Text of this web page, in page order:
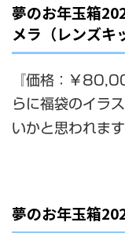
夢のお年玉箱
メラ（レンズキ
『価格：￥
らに福袋のイラ
いかと思われます
夢のお年玉箱